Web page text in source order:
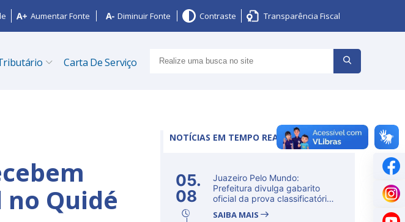
Aumentar Fonte Diminuir Fonte Contraste Transparência Fiscal
Carta De Serviço
Quidé
NOTÍCIAS EM TEMPO REAL
05.
08
Juazeiro Pelo Mundo:
Prefeitura divulga gabarito
oficial da prova classificatória
SAIBA MAIS